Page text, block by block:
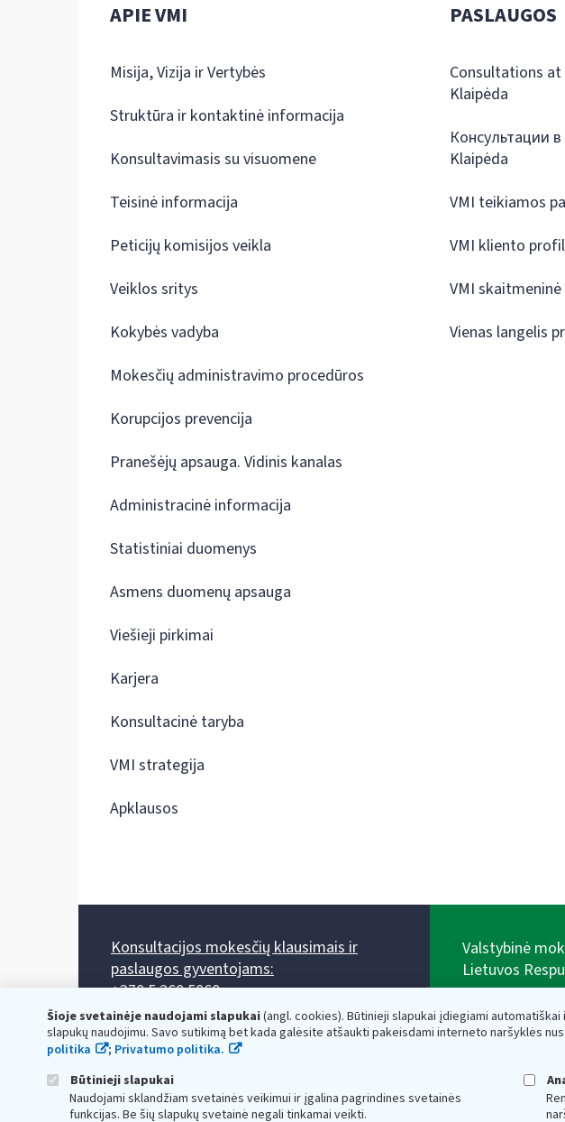
Šioje svetainėje naudojami slapukai(angl. cookies). Būtinieji slapukai įdiegiami
slapukų naudojimu. Savo sutikimą bet kada galėsite atšaukti pakeisdami interneto naršyklės
politika
; Privatumo politika.
Būtinieji slapukai
Naudojami sklandžiam svetainės veikimui ir įgalina pagrindines svetainės
funkcijas. Be šių slapukų svetainė negali tinkamai veikti.
APIE VMI
Misija, Vizija ir Vertybės
Struktūra ir kontaktinė informacija
Konsultavimasis su visuomene
Teisinė informacija
Peticijų komisijos veikla
Veiklos sritys
Kokybės vadyba
Mokesčių administravimo procedūros
Korupcijos prevencija
Pranešėjų apsauga. Vidinis kanalas
Administracinė informacija
Statistiniai duomenys
Asmens duomenų apsauga
Viešieji pirkimai
Karjera
Konsultacinė taryba
VMI strategija
Apklausos
PASLAUGOS
Consultations
Klaipėda
Консультации
Klaipėda
VMI teikiamos
VMI kliento
VMI
Vienas langelis
Konsultacijos mokesčių klausimais ir
paslaugos gyventojams:
+370 5 260 5060
Darbo laikas: I-IV 8.00-17.00, V 8.00-15.45.
Prieššventinę dieną - viena valanda trumpiau.
Kiekvieno mėnesio antrą penktadienį 8.00 val. - 12.00 val.
Mano VMI
Valstybinė
Lietuvos
adresas: Vasario 16-
el.paštas:vmi@vmi.lt
Lietuvos
saugomi Juridinių